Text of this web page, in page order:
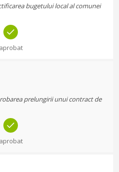
bugetului local al comunei
aprobat
prelungirii unui contract de
aprobat